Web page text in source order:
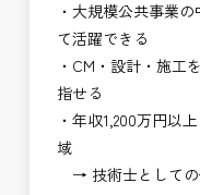
・調査設計資料
・施工体制調査員
・建設プロジェ
・PM業務、CM業
※応募書類等の送
Ｅメールで送付
頂きたいと思いま
・大規模公共事業
て活躍できる
・CM・設計・施工
指せる
・年収1,200万円以
域
→ 技術士としての